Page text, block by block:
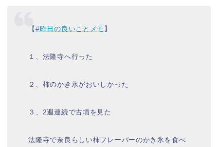
【#昨日の良いことメモ 】
１、法隆寺へ行った
２、柿のかき氷がおいしかった
３、2週連続で古墳を見た
法隆寺で奈良らしい柿フレーバーのかき氷を食べ